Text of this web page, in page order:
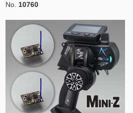
No. 10760